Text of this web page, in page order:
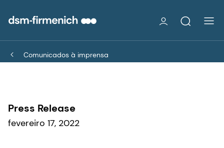
Comunicados à imprensa
Press Release
fevereiro 17, 2022